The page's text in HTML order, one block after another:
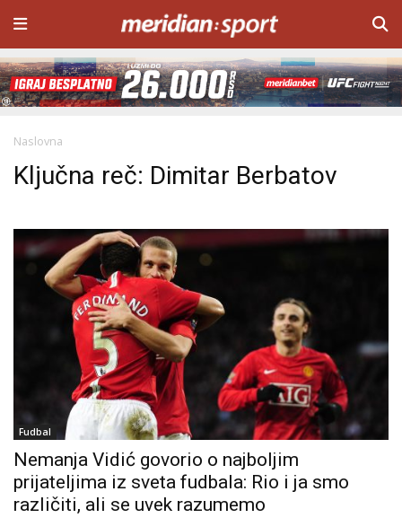
Naslovna
Ključna reč: Dimitar Berbatov
Fudbal
Nemanja Vidić govorio o najboljim
prijateljima iz sveta fudbala: Rio i ja smo
različiti, ali se uvek razumemo